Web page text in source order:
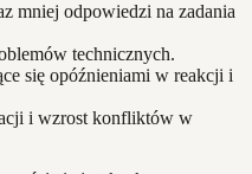
mniej odpowiedzi na zadania
technicznych.
się opóźnieniami w reakcji i
i wzrost konfliktów w